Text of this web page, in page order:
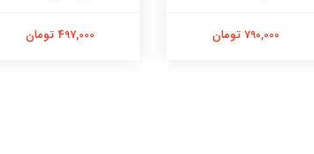
790,000 تومان 497,000 تومان